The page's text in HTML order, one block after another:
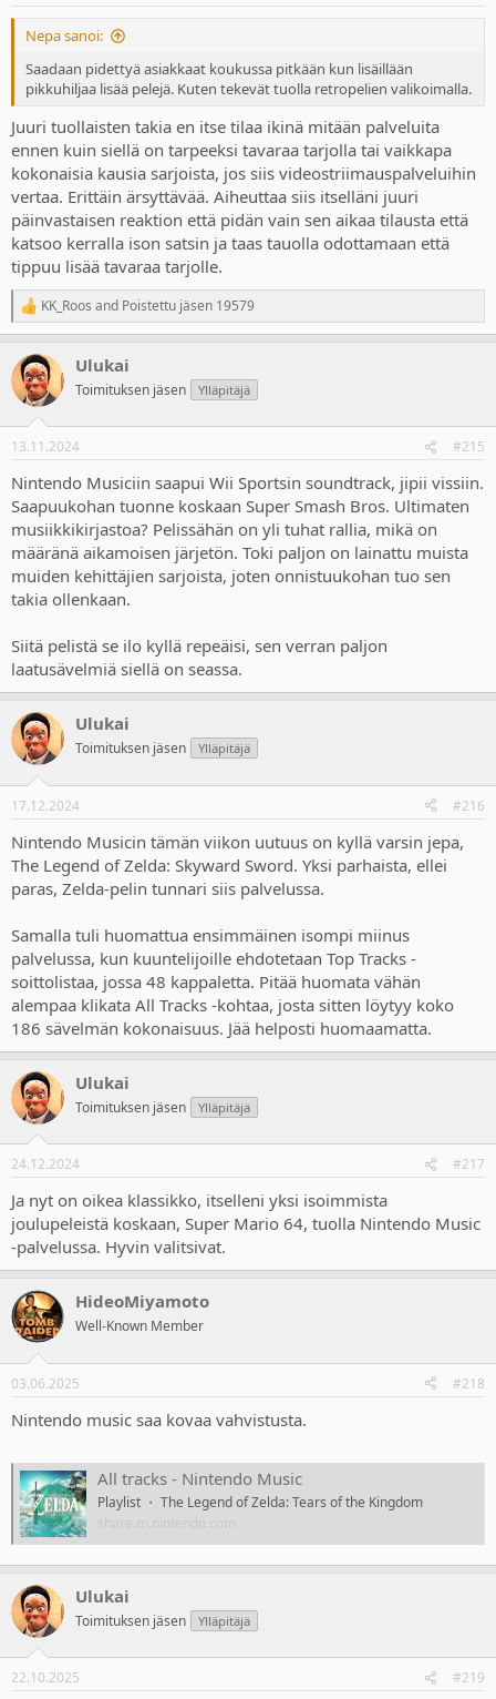
:
Nepa sanoi:
Saadaan pidettyä asiakkaat koukussa pitkään kun lisäillään
pikkuhiljaa lisää pelejä. Kuten tekevät tuolla retropelien valikoimalla.
Juuri tuollaisten takia en itse tilaa ikinä mitään palveluita
ennen kuin siellä on tarpeeksi tavaraa tarjolla tai vaikkapa
kokonaisia kausia sarjoista, jos siis videostriimauspalveluihin
vertaa. Erittäin ärsyttävää. Aiheuttaa siis itselläni juuri
päinvastaisen reaktion että pidän vain sen aikaa tilausta että
katsoo kerralla ison satsin ja taas tauolla odottamaan että
tippuu lisää tavaraa tarjolle.
R
e
c
t
i
s
KK_Roos and Poistettu jäsen 19579
Ulukai
Toimituksen jäsen Ylläpitäjä
13.11.2024 #215
Nintendo Musiciin saapui Wii Sportsin soundtrack, jipii vissiin.
Saapuukohan tuonne koskaan Super Smash Bros. Ultimaten
musiikkikirjastoa? Pelissähän on yli tuhat rallia, mikä on
määränä aikamoisen järjetön. Toki paljon on lainattu muista
muiden kehittäjien sarjoista, joten onnistuukohan tuo sen
takia ollenkaan.
Siitä pelistä se ilo kyllä repeäisi, sen verran paljon
laatusävelmiä siellä on seassa.
Ulukai
Toimituksen jäsen Ylläpitäjä
17.12.2024 #216
Nintendo Musicin tämän viikon uutuus on kyllä varsin jepa,
The Legend of Zelda: Skyward Sword. Yksi parhaista, ellei
paras, Zelda-pelin tunnari siis palvelussa.
Samalla tuli huomattua ensimmäinen isompi miinus
palvelussa, kun kuuntelijoille ehdotetaan Top Tracks -
soittolistaa, jossa 48 kappaletta. Pitää huomata vähän
alempaa klikata All Tracks -kohtaa, josta sitten löytyy koko
186 sävelmän kokonaisuus. Jää helposti huomaamatta.
Ulukai
Toimituksen jäsen Ylläpitäjä
24.12.2024 #217
Ja nyt on oikea klassikko, itselleni yksi isoimmista
joulupeleistä koskaan, Super Mario 64, tuolla Nintendo Music
-palvelussa. Hyvin valitsivat.
HideoMiyamoto
Well-Known Member
03.06.2025 #218
Nintendo music saa kovaa vahvistusta.
All tracks - Nintendo Music
Playlist ・ The Legend of Zelda: Tears of the Kingdom
Ulukai
Toimituksen jäsen Ylläpitäjä
22.10.2025 #219